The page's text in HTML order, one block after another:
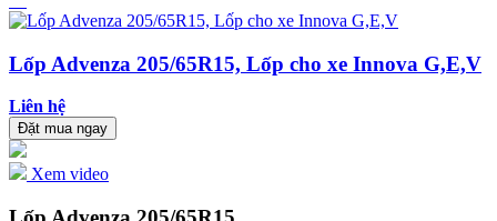
Lốp Advenza 205/65R15, Lốp cho xe Innova G,E,V
Liên hệ
Đặt mua ngay
Xem video